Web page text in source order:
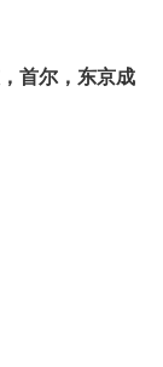
首尔，东京成